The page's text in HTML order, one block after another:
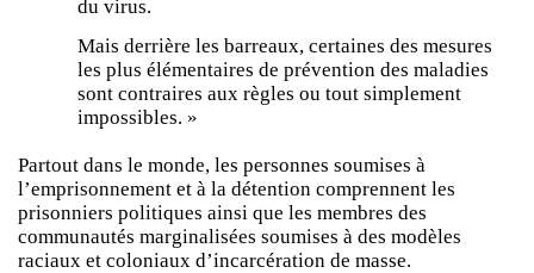
du virus.
Mais derrière les barreaux, certaines des mesures
les plus élémentaires de prévention des maladies
sont contraires aux règles ou tout simplement
impossibles. »
Partout dans le monde, les personnes soumises à
l’emprisonnement et à la détention comprennent les
prisonniers politiques ainsi que les membres des
communautés marginalisées soumises à des modèles
raciaux et coloniaux d’incarcération de masse.